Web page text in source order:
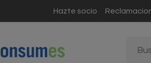
Hazte socio